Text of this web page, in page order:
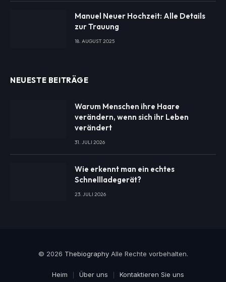
Manuel Neuer Hochzeit: Alle Details
zur Trauung
18. AUGUST 2025
NEUESTE BEITRÄGE
Warum Menschen ihre Haare
verändern, wenn sich ihr Leben
verändert
31. JULI 2026
Wie erkennt man ein echtes
Schnellladegerät?
23. JULI 2026
© 2026 ThebiographyAlle Rechte vorbehalten.
Heim Über uns Kontaktieren Sie uns